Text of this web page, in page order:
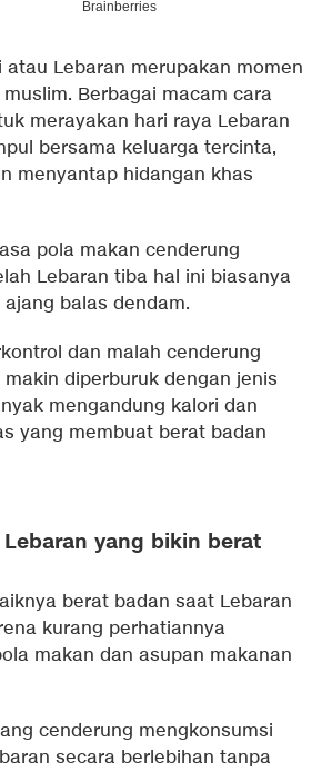
atau Lebaran merupakan momen
Berbagai macam cara
merayakan hari raya Lebaran
bersama keluarga tercinta,
menyantap hidangan khas
pola makan cenderung
Lebaran tiba hal ini biasanya
balas dendam.
dan malah cenderung
diperburuk dengan jenis
mengandung kalori dan
yang membuat berat badan
yang bikin berat
berat badan saat Lebaran
kurang perhatiannya
makan dan asupan makanan
cenderung mengkonsumsi
secara berlebihan tanpa